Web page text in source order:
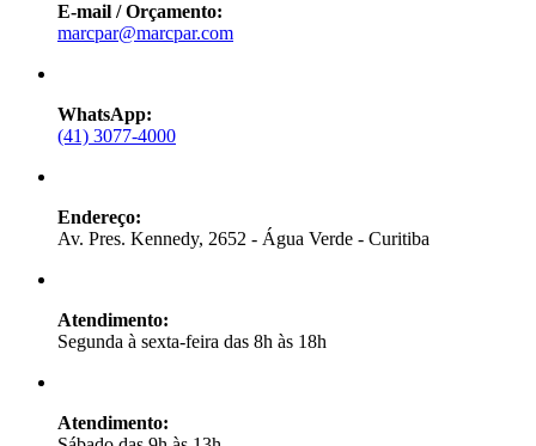
E-mail / Orçamento:
marcpar@marcpar.com
WhatsApp:
(41) 3077-4000
Endereço:
Av. Pres. Kennedy, 2652 - Água Verde - Curitiba
Atendimento:
Segunda à sexta-feira das 8h às 18h
Atendimento: